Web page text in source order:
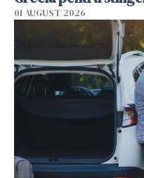
01 AUGUST 2026